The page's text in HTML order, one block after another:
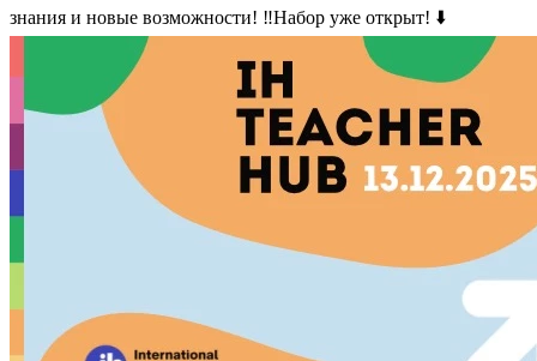
знания и новые возможности! ‼️Набор уже открыт! ⬇️